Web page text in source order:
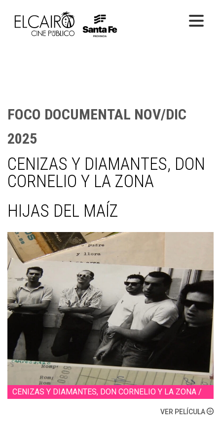
EL CINE
FOCO DOCUMENTAL NOV/DIC
2025
CENIZAS Y DIAMANTES, DON
CORNELIO Y LA ZONA
HIJAS DEL MAÍZ
CENIZAS Y DIAMANTES, DON CORNELIO Y LA ZONA /
VER PELÍCULA